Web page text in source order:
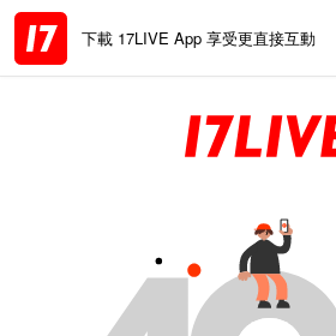
下載 17LIVE App 享受更直接互動